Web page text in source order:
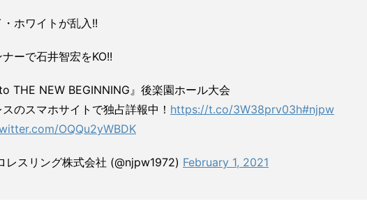
ホワイトが乱入!!
ーで石井智宏をKO!!
THE NEW BEGINNING』後楽園ホール大会
のスマホサイトで独占詳報中！ https://t.co/3W38prv03h#njpw
OQQu2yWBDK
スリング株式会社 (@njpw1972) February 1, 2021